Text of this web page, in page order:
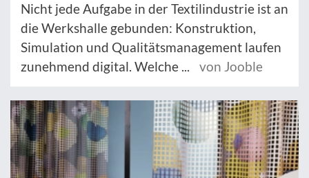
Nicht jede Aufgabe in der Textilindustrie ist an
die Werkshalle gebunden: Konstruktion,
Simulation und Qualitätsmanagement laufen
zunehmend digital. Welche ...
von Jooble